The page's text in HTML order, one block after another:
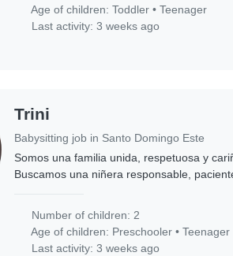
Age of children:Toddler •Teenager
Last activity: 3 weeks ago
Trini
Babysitting job in Santo Domingo Este
Somos una familia unida, respetuosa y
Buscamos una niñera responsable,
Number of children: 2
Age of children: Preschooler •Teenager
Last activity: 3 weeks ago